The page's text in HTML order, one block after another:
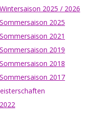
Wintersaison 2025 / 2026
Sommersaison 2025
Sommersaison 2021
Sommersaison 2019
Sommersaison 2018
Sommersaison 2017
2022